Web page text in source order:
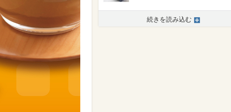
続きを読み込む